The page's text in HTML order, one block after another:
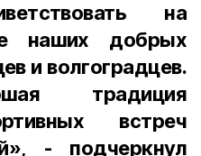
на
наших добрых
и волгоградцев.
традиция
встреч
- подчеркнул